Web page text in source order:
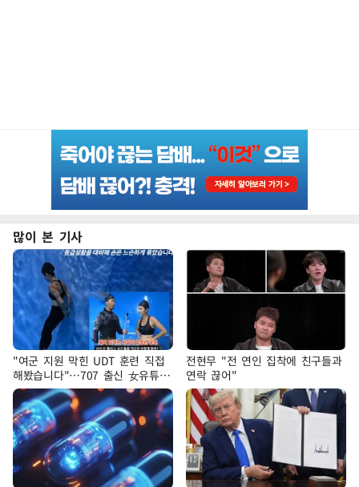
많이 본 기사
"여군 지원 막힌 UDT 훈련 직접
해봤습니다"…707 출신 女유튜버
'완벽 소화'
전현무 "전 연인 집착에 친구들과
연락 끊어"